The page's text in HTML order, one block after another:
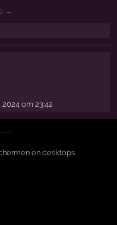
→
om 23:42
en desktops